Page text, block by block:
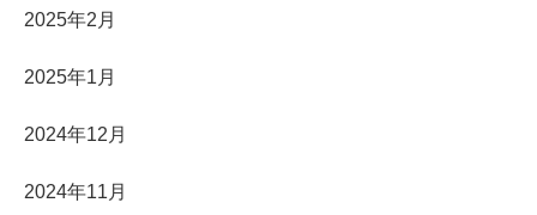
2025年2月
2025年1月
2024年12月
2024年11月